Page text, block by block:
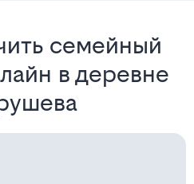
семейный
в деревне